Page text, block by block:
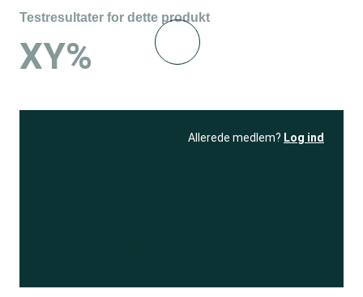
Testresultater for dette produkt
XY%
Allerede medlem? Log ind